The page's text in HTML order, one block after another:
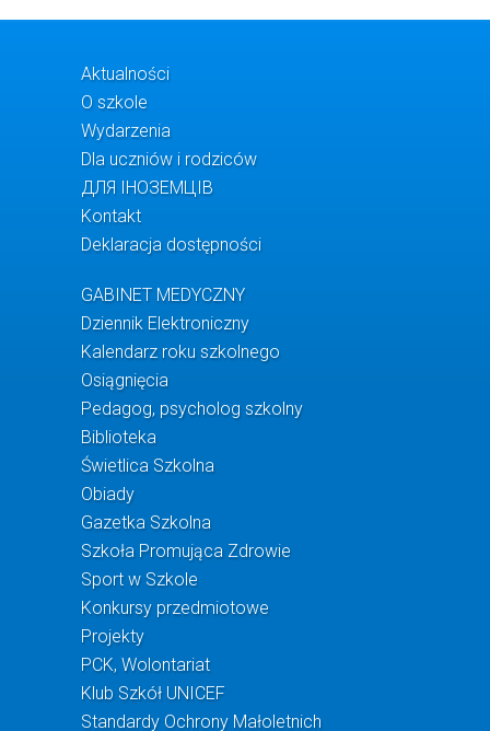
Aktualności
O szkole
Wydarzenia
Dla uczniów i rodziców
ДЛЯ ІНОЗЕМЦІВ
Kontakt
Deklaracja dostępności
GABINET MEDYCZNY
Dziennik Elektroniczny
Kalendarz roku szkolnego
Osiągnięcia
Pedagog, psycholog szkolny
Biblioteka
Świetlica Szkolna
Obiady
Gazetka Szkolna
Szkoła Promująca Zdrowie
Sport w Szkole
Konkursy przedmiotowe
Projekty
PCK, Wolontariat
Klub Szkół UNICEF
Standardy Ochrony Małoletnich